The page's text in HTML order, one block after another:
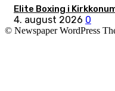
Elite Boxing i
4. august 2026 0
© Newspaper WordPress